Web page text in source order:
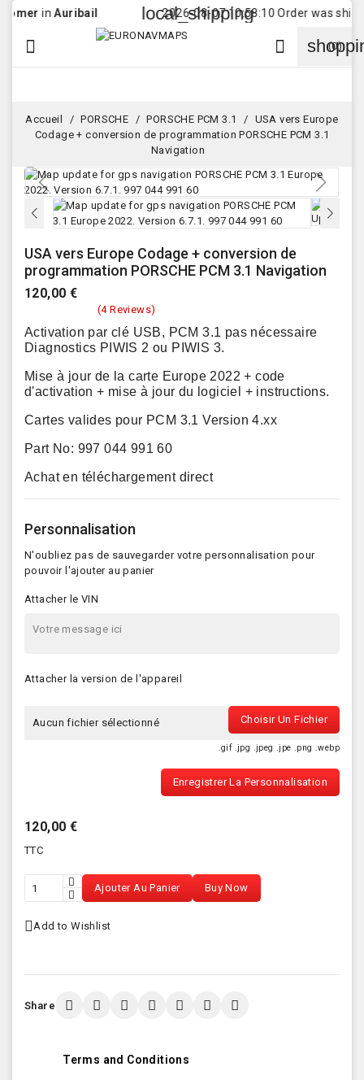
Auribail local_shipping
2026-08-07 10:58:10 Order was shipped to
 (0)

Accueil PORSCHE PORSCHE PCM 3.1
USA vers Europe
Codage + conversion de programmation PORSCHE PCM 3.1
Navigation
USA vers Europe Codage + conversion de
programmation PORSCHE PCM 3.1 Navigation
120,00 €
(4 Reviews)
Activation par clé USB, PCM 3.1 pas nécessaire
Diagnostics PIWIS 2 ou PIWIS 3.
Mise à jour de la carte Europe 2022 + code
d'activation + mise à jour du logiciel + instructions.
Cartes valides pour PCM 3.1 Version 4.xx
Part No: 997 044 991 60
Achat en téléchargement direct
Personnalisation
N'oubliez pas de sauvegarder votre personnalisation pour
pouvoir l'ajouter au panier
Attacher le VIN
Attacher la version de l'appareil
Aucun fichier sélectionné Choisir Un Fichier
.gif .jpg .jpeg .jpe .png .webp
Enregistrer La Personnalisation
120,00 €
TTC
Ajouter Au Panier Buy Now
Add to Wishlist
Share
Terms and Conditions